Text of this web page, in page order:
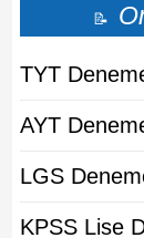
📝
TYT
AYT
LGS
KPSS Lise